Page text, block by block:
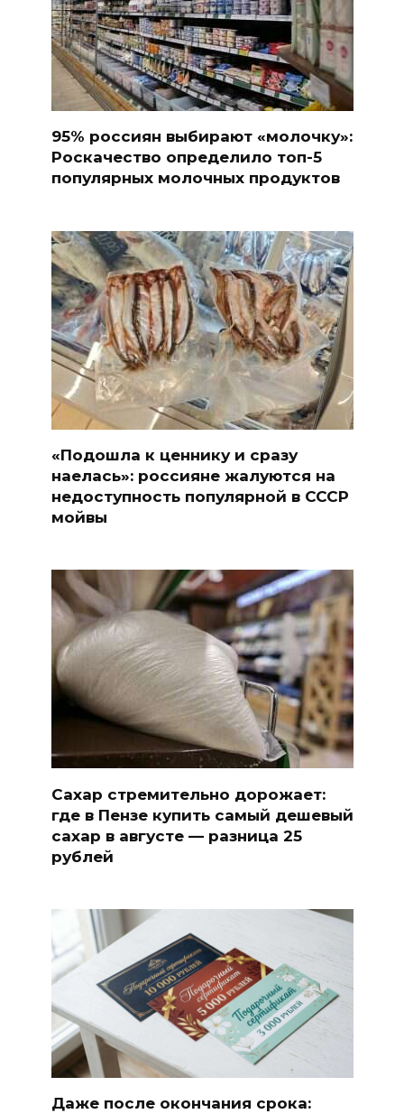
95% россиян выбирают «молочку»:
Роскачество определило топ-5
популярных молочных продуктов
«Подошла к ценнику и сразу
наелась»: россияне жалуются на
недоступность популярной в СССР
мойвы
Сахар стремительно дорожает:
где в Пензе купить самый дешевый
сахар в августе — разница 25
рублей
Даже после окончания срока: